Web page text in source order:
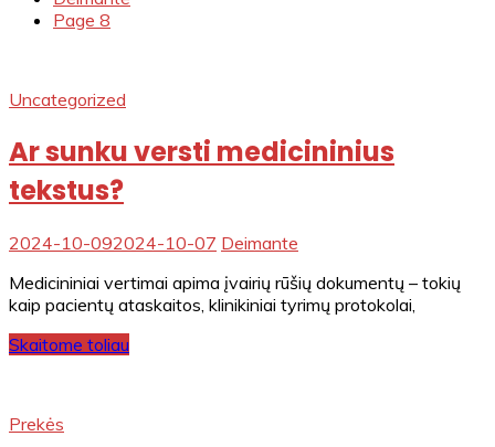
Page 8
Uncategorized
Ar sunku versti medicininius
tekstus?
2024-10-092024-10-07 Deimante
Medicininiai vertimai apima įvairių rūšių dokumentų – tokių
kaip pacientų ataskaitos, klinikiniai tyrimų protokolai,
Skaitome toliau
Prekės